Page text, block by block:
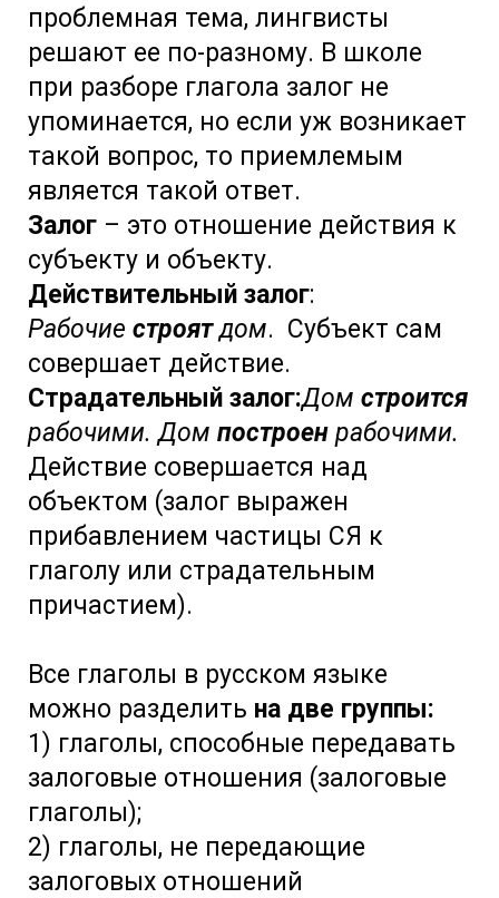
проблемная тема, лингвисты
решают ее по-разному. В школе
при разборе глагола залог не
упоминается, но если уж возникает
такой вопрос, то приемлемым
является такой ответ.
Залог – это отношение действия к
субъекту и объекту.
Действительный залог:
Рабочие строятдом. Субъект сам
совершает действие.
Страдательный залог:Дом строится
рабочими. Дом построен рабочими.
Действие совершается над
объектом (залог выражен
прибавлением частицы СЯ к
глаголу или страдательным
причастием).
Все глаголы в русском языке
можно разделить на две группы:
1) глаголы, способные передавать
залоговые отношения (залоговые
глаголы);
2) глаголы, не передающие
залоговых отношений